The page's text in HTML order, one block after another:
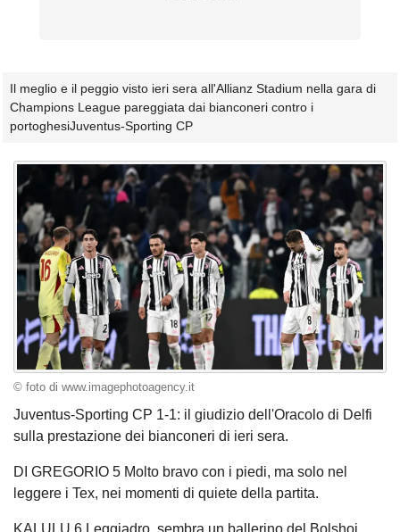
Il meglio e il peggio visto ieri sera all'Allianz Stadium nella gara di
Champions League pareggiata dai bianconeri contro i
portoghesiJuventus-Sporting CP
© foto di www.imagephotoagency.it
Juventus-Sporting CP 1-1: il giudizio dell'Oracolo di Delfi
sulla prestazione dei bianconeri di ieri sera.
DI GREGORIO 5 Molto bravo con i piedi, ma solo nel
leggere i Tex, nei momenti di quiete della partita.